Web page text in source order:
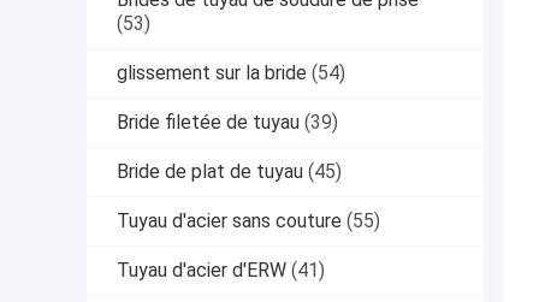
(53)
glissement sur la bride (54)
Bride filetée de tuyau (39)
Bride de plat de tuyau (45)
Tuyau d'acier sans couture (55)
Tuyau d'acier d'ERW (41)